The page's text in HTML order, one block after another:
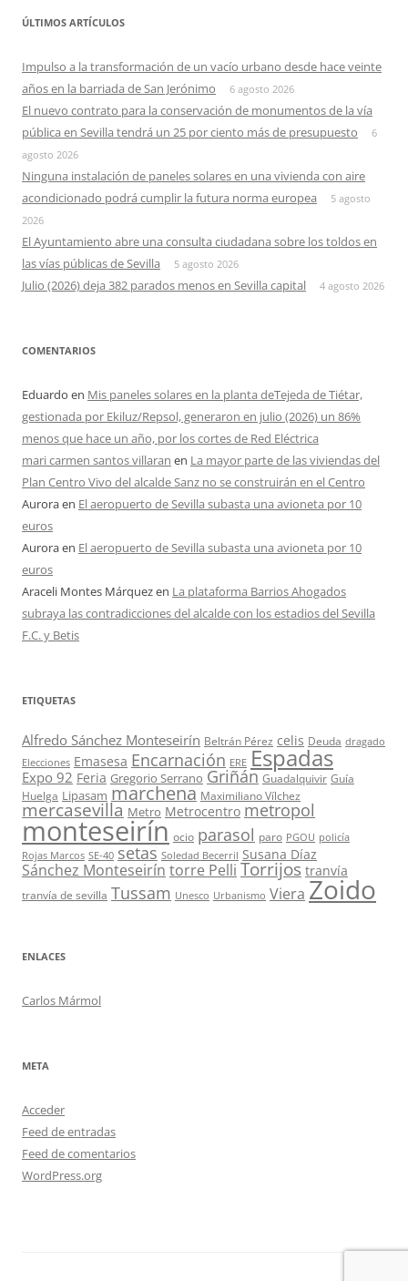
ÚLTIMOS ARTÍCULOS
Impulso a la transformación de un vacío urbano desde hace veinte
años en la barriada de San Jerónimo
6 agosto 2026
El nuevo contrato para la conservación de monumentos de la vía
pública en Sevilla tendrá un 25 por ciento más de presupuesto
6
agosto 2026
Ninguna instalación de paneles solares en una vivienda con aire
acondicionado podrá cumplir la futura norma europea
5 agosto
2026
El Ayuntamiento abre una consulta ciudadana sobre los toldos en
las vías públicas de Sevilla
5 agosto 2026
Julio (2026) deja 382 parados menos en Sevilla capital 4 agosto 2026
COMENTARIOS
Eduardo en Mis paneles solares en la planta deTejeda de Tiétar,
gestionada por Ekiluz/Repsol, generaron en julio (2026) un 86%
menos que hace un año, por los cortes de Red Eléctrica
mari carmen santos villaran en La mayor parte de las viviendas del
Plan Centro Vivo del alcalde Sanz no se construirán en el Centro
Auroraen El aeropuerto de Sevilla subasta una avioneta por 10
euros
Auroraen El aeropuerto de Sevilla subasta una avioneta por 10
euros
Araceli Montes Márquezen La plataforma Barrios Ahogados
subraya las contradicciones del alcalde con los estadios del Sevilla
F.C. y Betis
ETIQUETAS
Alfredo Sánchez Monteseirín Beltrán Pérez celis Deuda dragado
Elecciones Emasesa Encarnación ERE Espadas
Expo 92 Feria Gregorio Serrano Griñán Guadalquivir Guía
Huelga Lipasam marchena Maximiliano Vílchez
mercasevilla Metro Metrocentro metropol
monteseirín ocio parasol paro PGOU policía
Rojas Marcos SE-40 setas Soledad Becerril Susana Díaz
Sánchez Monteseirín torre Pelli Torrijos tranvía
tranvía de sevilla Tussam Unesco Urbanismo Viera Zoido
ENLACES
Carlos Mármol
META
Acceder
Feed de entradas
Feed de comentarios
WordPress.org